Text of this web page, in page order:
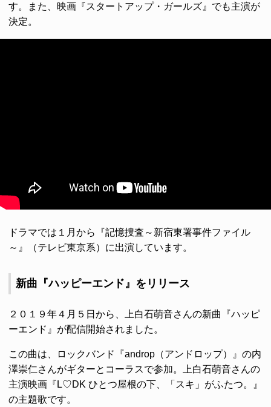
す。また、映画『スタートアップ・ガールズ』でも主演が
決定。
ドラマでは１月から『記憶捜査～新宿東署事件ファイル
～』（テレビ東京系）に出演しています。
新曲『ハッピーエンド』をリリース
２０１９年４月５日から、上白石萌音さんの新曲『ハッピ
ーエンド』が配信開始されました。
この曲は、ロックバンド『androp（アンドロップ）』の内
澤崇仁さんがギターとコーラスで参加。上白石萌音さんの
主演映画『L♡DK ひとつ屋根の下、「スキ」がふたつ。』
の主題歌です。